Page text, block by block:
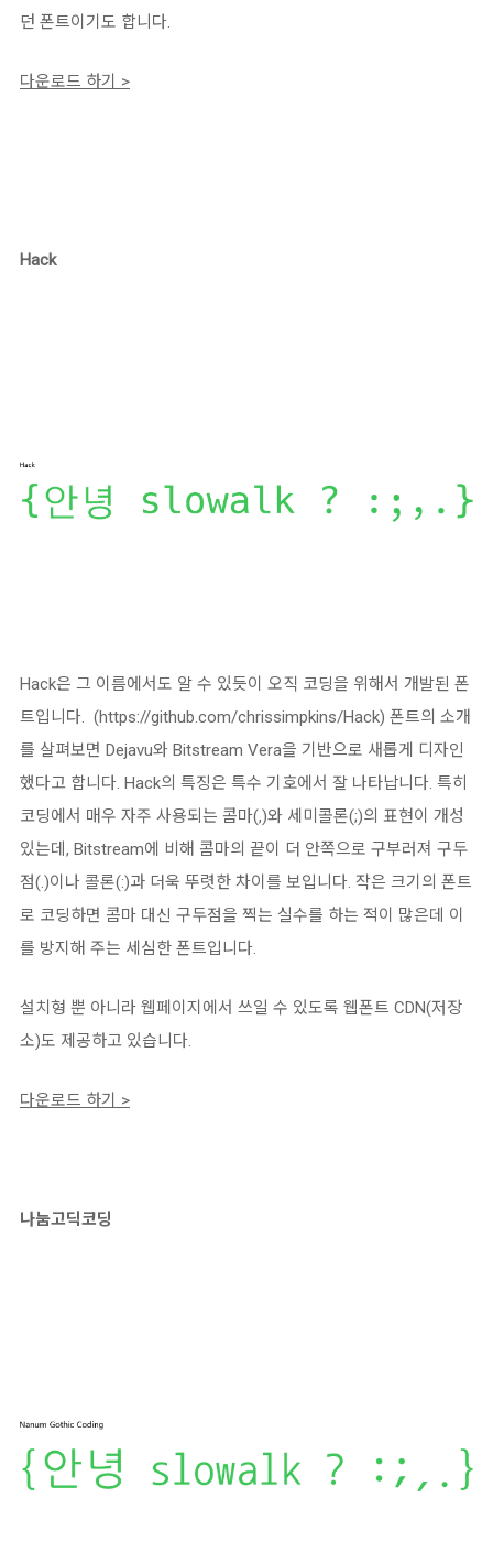
던 폰트이기도 합니다.
다운로드 하기 >
Hack
Hack은 그 이름에서도 알 수 있듯이 오직 코딩을 위해서 개발된 폰
트입니다. (https://github.com/chrissimpkins/Hack) 폰트의 소개
를 살펴보면 Dejavu와 Bitstream Vera을 기반으로 새롭게 디자인
했다고 합니다. Hack의 특징은 특수 기호에서 잘 나타납니다. 특히
코딩에서 매우 자주 사용되는 콤마(,)와 세미콜론(;)의 표현이 개성
있는데, Bitstream에 비해 콤마의 끝이 더 안쪽으로 구부러져 구두
점(.)이나 콜론(:)과 더욱 뚜렷한 차이를 보입니다. 작은 크기의 폰트
로 코딩하면 콤마 대신 구두점을 찍는 실수를 하는 적이 많은데 이
를 방지해 주는 세심한 폰트입니다.
설치형 뿐 아니라 웹페이지에서 쓰일 수 있도록 웹폰트 CDN(저장
소)도 제공하고 있습니다.
다운로드 하기 >
나눔고딕코딩